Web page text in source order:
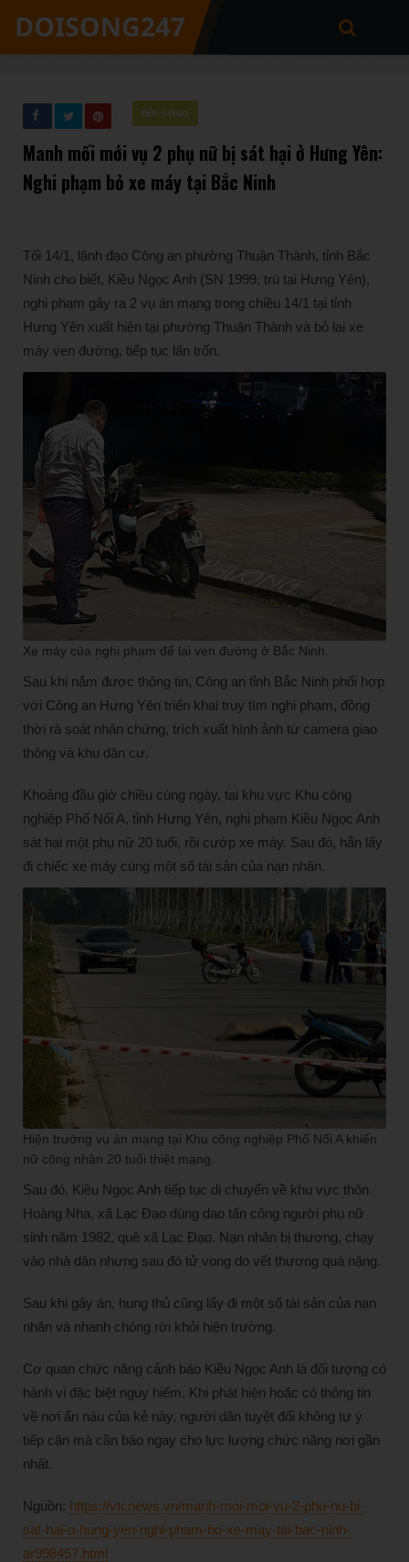
ĐỜI SỐNG
Manh mối mới vụ 2 phụ nữ bị sát hại ở Hưng Yên:
Nghi phạm bỏ xe máy tại Bắc Ninh
Tối 14/1, lãnh đạo Công an phường Thuận Thành, tỉnh Bắc
Ninh cho biết, Kiều Ngọc Anh (SN 1999, trú tại Hưng Yên),
nghi phạm gây ra 2 vụ án mạng trong chiều 14/1 tại tỉnh
Hưng Yên xuất hiện tại phường Thuận Thành và bỏ lại xe
máy ven đường, tiếp tục lẩn trốn.
Xe máy của nghi phạm để lại ven đường ở Bắc Ninh.
Sau khi nắm được thông tin, Công an tỉnh Bắc Ninh phối hợp
với Công an Hưng Yên triển khai truy tìm nghi phạm, đồng
thời rà soát nhân chứng, trích xuất hình ảnh từ camera giao
thông và khu dân cư.
Khoảng đầu giờ chiều cùng ngày, tại khu vực Khu công
nghiệp Phố Nối A, tỉnh Hưng Yên, nghi phạm Kiều Ngọc Anh
sát hại một phụ nữ 20 tuổi, rồi cướp xe máy. Sau đó, hắn lấy
đi chiếc xe máy cùng một số tài sản của nạn nhân.
Hiện trường vụ án mạng tại Khu công nghiệp Phố Nối A khiến
nữ công nhân 20 tuổi thiệt mạng.
Sau đó, Kiều Ngọc Anh tiếp tục di chuyển về khu vực thôn
Hoàng Nha, xã Lạc Đạo dùng dao tấn công người phụ nữ
sinh năm 1982, quê xã Lạc Đạo. Nạn nhân bị thương, chạy
vào nhà dân nhưng sau đó tử vong do vết thương quá nặng.
Sau khi gây án, hung thủ cũng lấy đi một số tài sản của nạn
nhân và nhanh chóng rời khỏi hiện trường.
Cơ quan chức năng cảnh báo Kiều Ngọc Anh là đối tượng có
hành vi đặc biệt nguy hiểm. Khi phát hiện hoặc có thông tin
về nơi ẩn náu của kẻ này, người dân tuyệt đối không tự ý
tiếp cận mà cần báo ngay cho lực lượng chức năng nơi gần
nhất.
Nguồn: https://vtcnews.vn/manh-moi-moi-vu-2-phu-nu-bi-
sat-hai-o-hung-yen-nghi-pham-bo-xe-may-tai-bac-ninh-
ar998457.html